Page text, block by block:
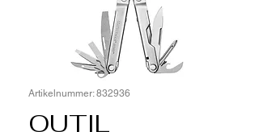
Artikelnummer: 832936
OUTIL